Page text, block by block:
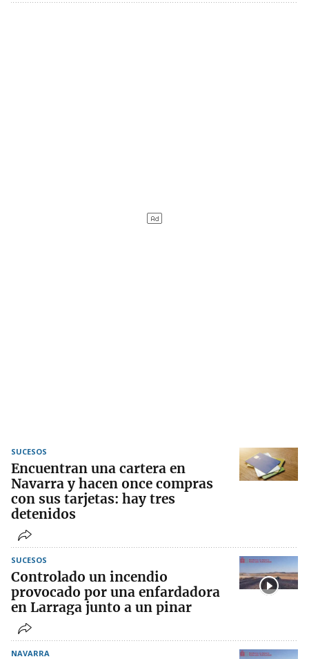
SUCESOS
Encuentran una cartera en
Navarra y hacen once compras
con sus tarjetas: hay tres
detenidos
SUCESOS
Controlado un incendio
provocado por una enfardadora
en Larraga junto a un pinar
NAVARRA